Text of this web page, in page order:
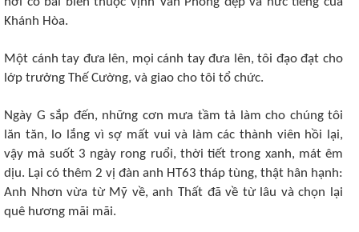
Khánh Hòa.
Một cánh tay đưa lên, mọi cánh tay đưa lên, tôi đạo đạt cho
lớp trưởng Thế Cường, và giao cho tôi tổ chức.
Ngày G sắp đến, những cơn mưa tầm tả làm cho chúng tôi
lăn tăn, lo lắng vì sợ mất vui và làm các thành viên hồi lại,
vậy mà suốt 3 ngày rong ruổi, thời tiết trong xanh, mát êm
dịu. Lại có thêm 2 vị đàn anh HT63 tháp tùng, thật hân hạnh:
Anh Nhơn vừa từ Mỹ về, anh Thất đã về từ lâu và chọn lại
quê hương mãi mãi.